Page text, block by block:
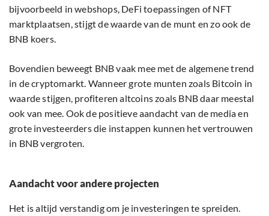
bijvoorbeeld in webshops, DeFi toepassingen of NFT
marktplaatsen, stijgt de waarde van de munt en zo ook de
BNB koers.
Bovendien beweegt BNB vaak mee met de algemene trend
in de cryptomarkt. Wanneer grote munten zoals Bitcoin in
waarde stijgen, profiteren altcoins zoals BNB daar meestal
ook van mee. Ook de positieve aandacht van de media en
grote investeerders die instappen kunnen het vertrouwen
in BNB vergroten.
Aandacht voor andere projecten
Het is altijd verstandig om je investeringen te spreiden.